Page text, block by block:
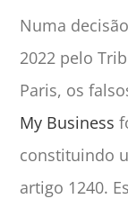
Numa
2022 pelo
Paris, os
My Business
constituindo
artigo 1240.